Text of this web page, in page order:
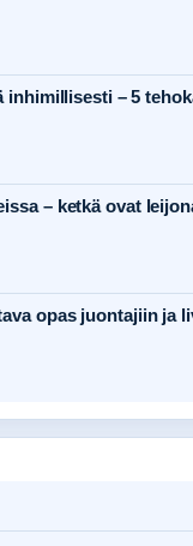
– 5
– ketkä ovat
opas juontajiin ja